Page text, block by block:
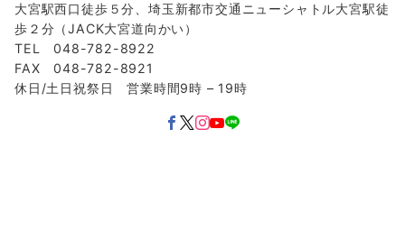
大宮駅西口徒歩５分、埼玉新都市交通ニューシャトル大宮駅徒
歩２分（JACK大宮道向かい）
TEL 048-782-8922
FAX 048-782-8921
休日/土日祝祭日 営業時間9時 – 19時